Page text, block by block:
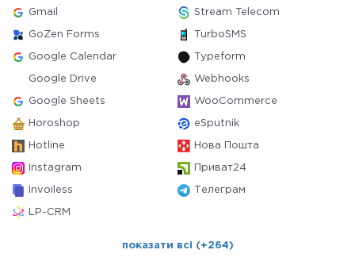
Gmail Stream Telecom
GoZen Forms TurboSMS
Google Calendar Typeform
Google Drive Webhooks
Google Sheets WooCommerce
Horoshop eSputnik
Hotline Нова Пошта
Instagram Приват24
Invoiless Телеграм
LP-CRM
показати всі (+264)